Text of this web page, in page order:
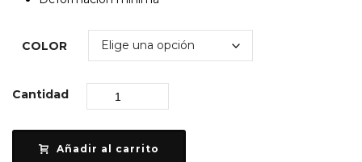
COLOR
Cantidad
Añadir al carrito